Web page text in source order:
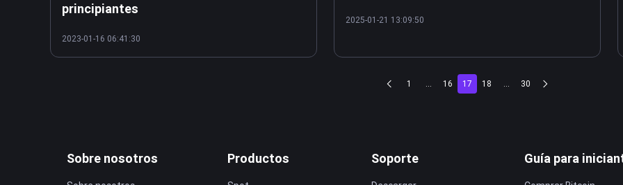
principiantes
2023-01-16 06:41:30
2025-01-21 13:09:50
1 ... 16 17 18 ... 30
Sobre nosotros Productos Soporte Guía para